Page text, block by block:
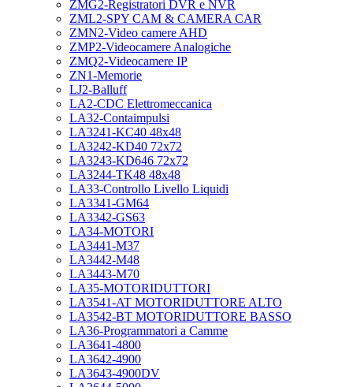
ZMG2-Registratori DVR e NVR
ZML2-SPY CAM & CAMERA CAR
ZMN2-Video camere AHD
ZMP2-Videocamere Analogiche
ZMQ2-Videocamere IP
ZN1-Memorie
LJ2-Balluff
LA2-CDC Elettromeccanica
LA32-Contaimpulsi
LA3241-KC40 48x48
LA3242-KD40 72x72
LA3243-KD646 72x72
LA3244-TK48 48x48
LA33-Controllo Livello Liquidi
LA3341-GM64
LA3342-GS63
LA34-MOTORI
LA3441-M37
LA3442-M48
LA3443-M70
LA35-MOTORIDUTTORI
LA3541-AT MOTORIDUTTORE ALTO
LA3542-BT MOTORIDUTTORE BASSO
LA36-Programmatori a Camme
LA3641-4800
LA3642-4900
LA3643-4900DV